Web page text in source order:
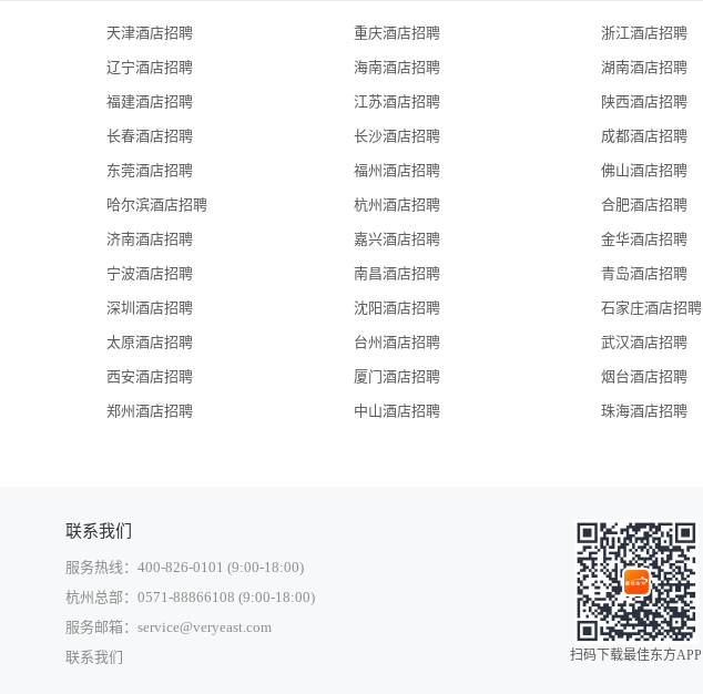
天津酒店招聘 重庆酒店招聘 浙江酒店招聘
辽宁酒店招聘 海南酒店招聘 湖南酒店招聘
福建酒店招聘 江苏酒店招聘 陕西酒店招聘
长春酒店招聘 长沙酒店招聘 成都酒店招聘
东莞酒店招聘 福州酒店招聘 佛山酒店招聘
哈尔滨酒店招聘 杭州酒店招聘 合肥酒店招聘
济南酒店招聘 嘉兴酒店招聘 金华酒店招聘
宁波酒店招聘 南昌酒店招聘 青岛酒店招聘
深圳酒店招聘 沈阳酒店招聘 石家庄酒店招聘
太原酒店招聘 台州酒店招聘 武汉酒店招聘
西安酒店招聘 厦门酒店招聘 烟台酒店招聘
郑州酒店招聘 中山酒店招聘 珠海酒店招聘
联系我们
服务热线：400-826-0101 (9:00-18:00)
杭州总部：0571-88866108 (9:00-18:00)
服务邮箱：service@veryeast.com
联系我们
扫码下载最佳东方APP